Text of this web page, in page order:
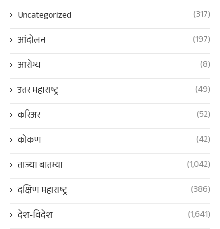
Uncategorized
(317)
आंदोलन
(197)
आरोग्य
(8)
उत्तर महाराष्ट्र
(49)
करिअर
(52)
कोकण
(42)
ताज्या बातम्या
(1,042)
दक्षिण महाराष्ट्र
(386)
देश-विदेश
(1,641)